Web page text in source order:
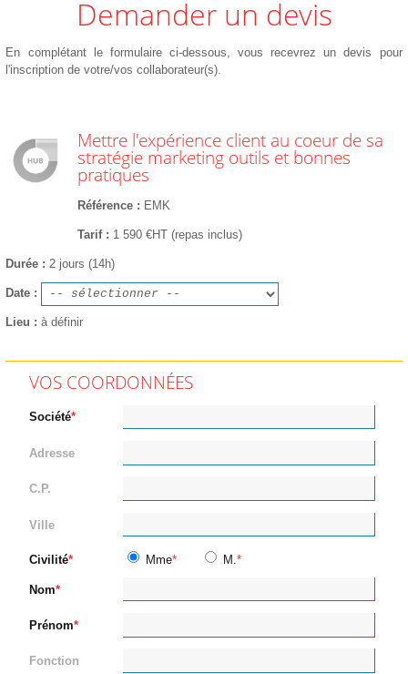
Demander un devis
En complétant le formulaire ci-dessous, vous recevrez un devis pour
l'inscription de votre/vos collaborateur(s).
Mettre l'expérience client au coeur de sa
stratégie marketing outils et bonnes
pratiques
Référence EMK
Tarif 1 590 €HT (repas inclus)
Durée 2 jours (14h)
Date
Lieu à définir
VOS COORDONNÉES
Société
Adresse
C.P.
Ville
Civilité Mme M.
Nom
Prénom
Fonction